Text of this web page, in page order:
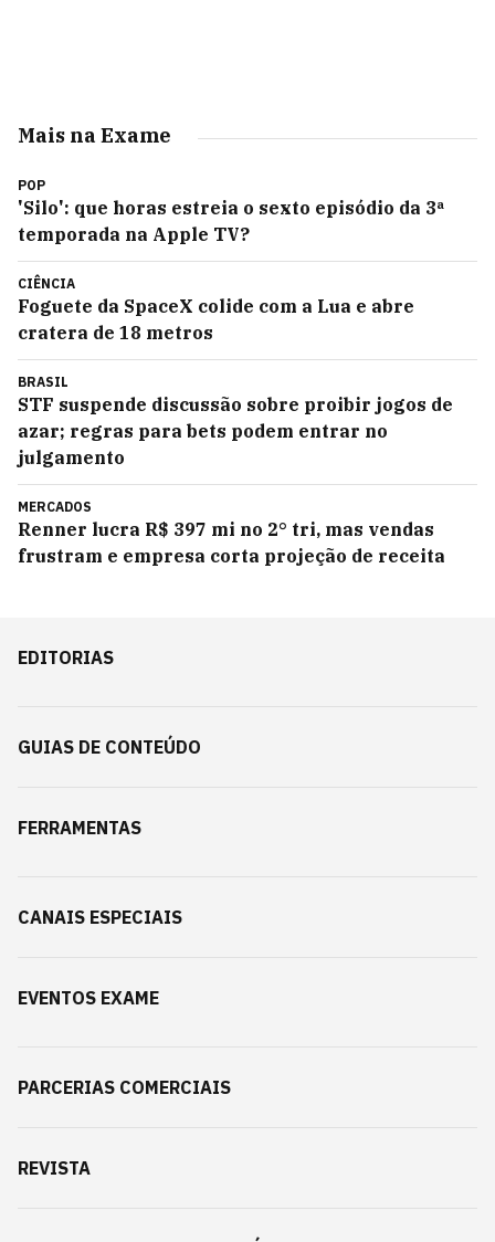
Mais na Exame
POP
'Silo': que horas estreia o sexto episódio da 3ª
temporada na Apple TV?
CIÊNCIA
Foguete da SpaceX colide com a Lua e abre
cratera de 18 metros
BRASIL
STF suspende discussão sobre proibir jogos de
azar; regras para bets podem entrar no
julgamento
MERCADOS
Renner lucra R$ 397 mi no 2° tri, mas vendas
frustram e empresa corta projeção de receita
EDITORIAS
GUIAS DE CONTEÚDO
FERRAMENTAS
CANAIS ESPECIAIS
EVENTOS EXAME
PARCERIAS COMERCIAIS
REVISTA